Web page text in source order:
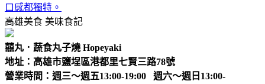
口感都獨特。
高雄美食 美味食記
囍丸．蔬食丸子燒 Hopeyaki
地址：高雄市鹽埕區港都里七賢三路78號
營業時間：週三～週五13:00-19:00 週六～週日13:00-